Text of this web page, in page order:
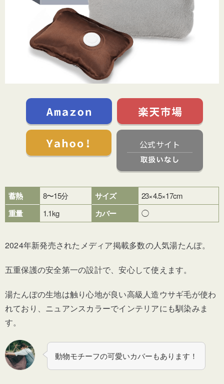
公式サイト
蓄熱 8〜15分 サイズ 23×4.5×17cm
重量 1.1kg カバー ◯
2024年新発売されたメディア掲載多数の人気湯たんぽ。
五重保護の安全第一の設計で、安心して使えます。
湯たんぽの生地は触り心地が良い高級人造ウサギ毛が使わ
れており、ニュアンスカラーでインテリアにも馴染みま
す。
動物モチーフの可愛いカバーもあります！